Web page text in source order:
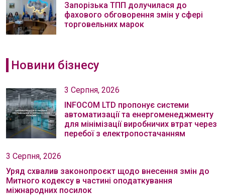
Запорізька ТПП долучилася до
фахового обговорення змін у сфері
торговельних марок
Новини бізнесу
3 Серпня, 2026
INFOCOM LTD пропонує системи
автоматизації та енергоменеджменту
для мінімізації виробничих втрат через
перебої з електропостачанням
3 Серпня, 2026
Уряд схвалив законопроєкт щодо внесення змін до
Митного кодексу в частині оподаткування
міжнародних посилок